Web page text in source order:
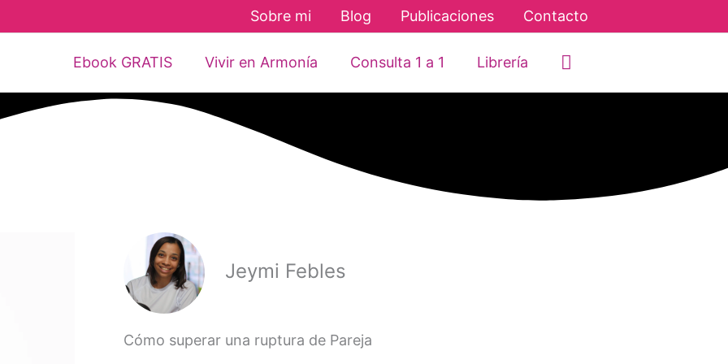
Sobre mi Blog Publicaciones Contacto
Ebook GRATIS Vivir en Armonía Consulta 1 a 1 Librería Buscar
Jeymi Febles
Cómo superar una ruptura de Pareja